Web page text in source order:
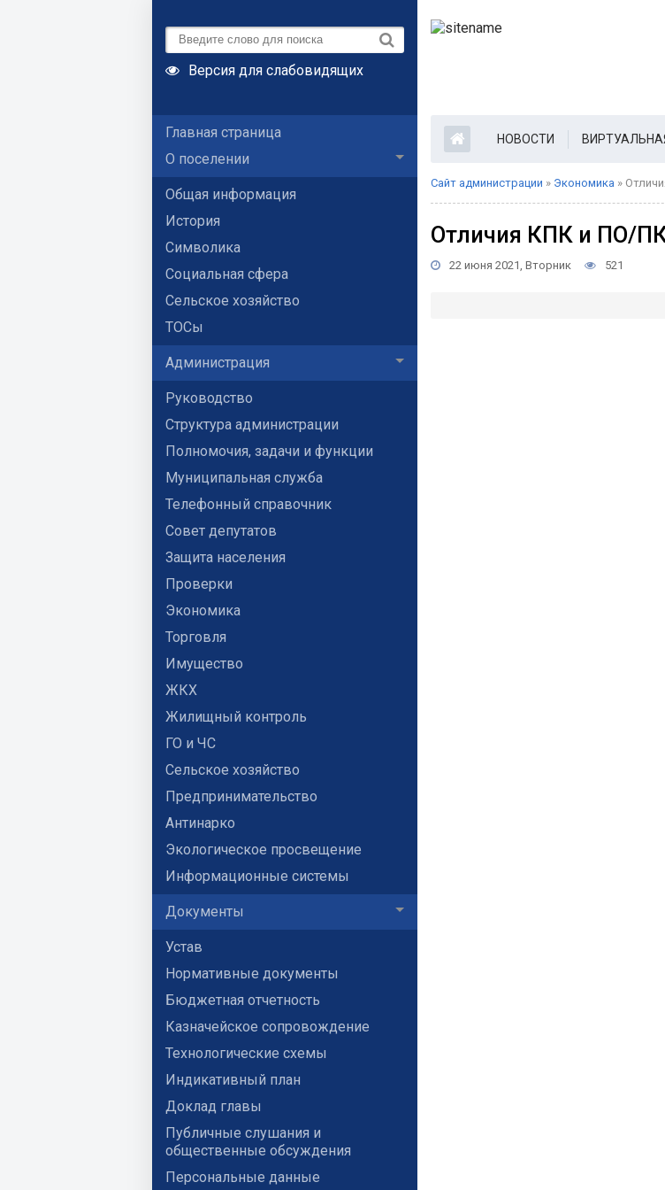
Версия для слабовидящих
Главная страница
О поселении
Общая информация
История
Символика
Социальная сфера
Сельское хозяйство
ТОСы
Администрация
Руководство
Структура администрации
Полномочия, задачи и функции
Муниципальная служба
Телефонный справочник
Совет депутатов
Защита населения
Проверки
Экономика
Торговля
Имущество
ЖКХ
Жилищный контроль
ГО и ЧС
Сельское хозяйство
Предпринимательство
Антинарко
Экологическое просвещение
Информационные системы
Документы
Устав
Нормативные документы
Бюджетная отчетность
Казначейское сопровождение
Технологические схемы
Индикативный план
Доклад главы
Публичные слушания и
общественные обсуждения
Персональные данные
НОВОСТИ
Сайт администрации » Экономика »
Отличия КПК и ПО/
22 июня 2021, Вторник 521